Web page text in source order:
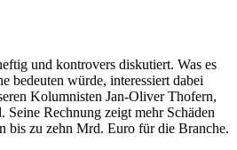
und kontrovers diskutiert. Was es
bedeuten würde, interessiert dabei
Kolumnisten Jan-Oliver Thofern,
Rechnung zeigt mehr Schäden
bis zu zehn Mrd. Euro für die Branche.